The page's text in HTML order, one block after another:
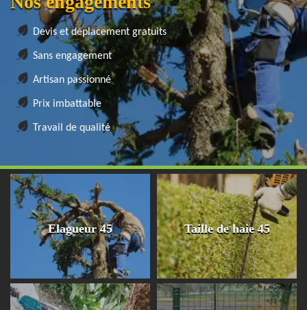
Devis et déplacement gratuits
Sans engagement
Artisan passionné
Prix imbattable
Travail de qualité
Elagueur 45 Taille de haie 45